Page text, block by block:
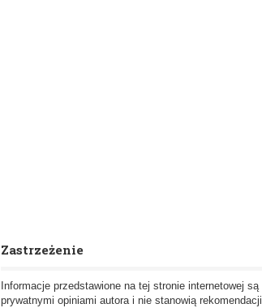
Zastrzeżenie
Informacje przedstawione na tej stronie internetowej są
prywatnymi opiniami autora i nie stanowią rekomendacji